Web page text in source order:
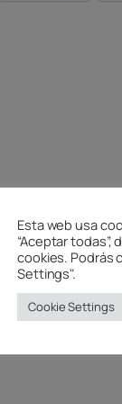
Esta web usa
“Aceptar
cookies. Podrás
Settings".
Cookie Settings